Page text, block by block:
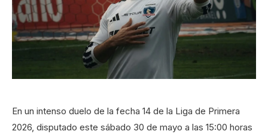
En un intenso duelo de la fecha 14 de la Liga de Primera
2026, disputado este sábado 30 de mayo a las 15:00 horas